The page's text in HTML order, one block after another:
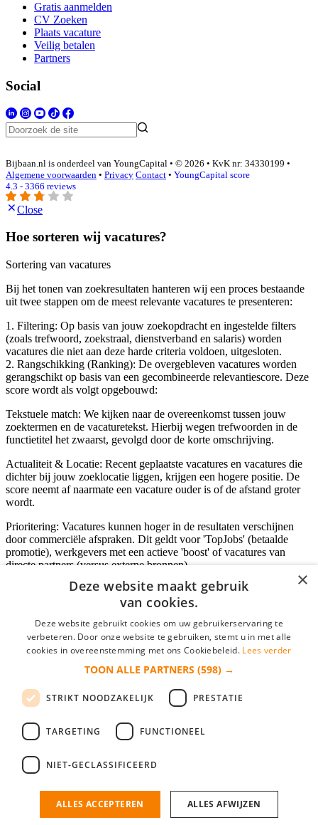
Gratis aanmelden
CV Zoeken
Plaats vacature
Veilig betalen
Partners
Social
Bijbaan.nl is onderdeel van YoungCapital • © 2026 • KvK nr: 34330199 •
Algemene voorwaarden • Privacy Contact • YoungCapital score
4.3 - 3366 reviews
Close
Hoe sorteren wij vacatures?
Sortering van vacatures
Bij het tonen van zoekresultaten hanteren wij een proces bestaande
uit twee stappen om de meest relevante vacatures te presenteren:
1. Filtering: Op basis van jouw zoekopdracht en ingestelde filters
(zoals trefwoord, zoekstraal, dienstverband en salaris) worden
vacatures die niet aan deze harde criteria voldoen, uitgesloten.
2. Rangschikking (Ranking): De overgebleven vacatures worden
gerangschikt op basis van een gecombineerde relevantiescore. Deze
score wordt als volgt opgebouwd:
Tekstuele match: We kijken naar de overeenkomst tussen jouw
zoektermen en de vacaturetekst. Hierbij wegen trefwoorden in de
functietitel het zwaarst, gevolgd door de korte omschrijving.
Actualiteit & Locatie: Recent geplaatste vacatures en vacatures die
dichter bij jouw zoeklocatie liggen, krijgen een hogere positie. De
score neemt af naarmate een vacature ouder is of de afstand groter
wordt.
Prioritering: Vacatures kunnen hoger in de resultaten verschijnen
door commerciële afspraken. Dit geldt voor 'TopJobs' (betaalde
promotie), werkgevers met een actieve 'boost' of vacatures van
directe partners (versus externe bronnen).
Inloggen als bedrijf
*
login gegevens onthouden
login
Bedrijf aanmelden
nieuwe collega/werknemer zo gevonden!
×
Deze website maakt gebruik
van cookies.
Deze website gebruikt cookies om uw gebruikerservaring te
verbeteren. Door onze website te gebruiken, stemt u in met alle
cookies in overeenstemming met ons Cookiebeleid. Lees verder
TOON ALLE PARTNERS (598) →
STRIKT NOODZAKELIJK PRESTATIE
TARGETING FUNCTIONEEL
NIET-GECLASSIFICEERD
ALLES ACCEPTEREN ALLES AFWIJZEN